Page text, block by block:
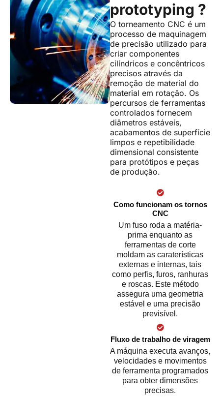
prototyping ?
O torneamento CNC é um
processo de maquinagem
de precisão utilizado para
criar componentes
cilíndricos e concêntricos
precisos através da
remoção de material do
material em rotação. Os
percursos de ferramentas
controlados fornecem
diâmetros estáveis,
acabamentos de superfície
limpos e repetibilidade
dimensional consistente
para protótipos e peças
de produção.
Como funcionam os tornos
CNC
Um fuso roda a matéria-
prima enquanto as
ferramentas de corte
moldam as caraterísticas
externas e internas, tais
como perfis, furos, ranhuras
e roscas. Este método
assegura uma geometria
estável e uma precisão
previsível.
Fluxo de trabalho de viragem
A máquina executa avanços,
velocidades e movimentos
de ferramenta programados
para obter dimensões
precisas.